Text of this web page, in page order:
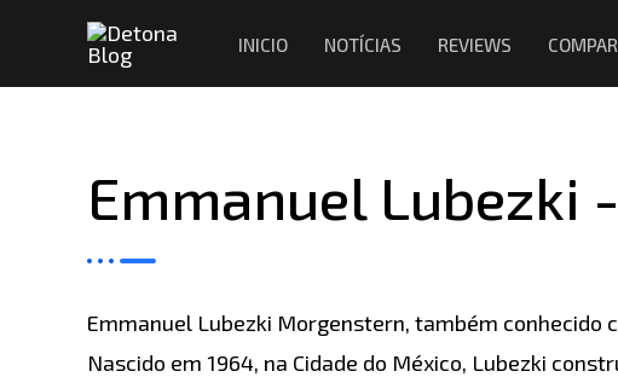
INICIO NOTÍCIAS REVIEWS
Emmanuel Lubezki
Emmanuel Lubezki Morgenstern, também conhecido
Nascido em 1964, na Cidade do México, Lubezki
Navegação
de